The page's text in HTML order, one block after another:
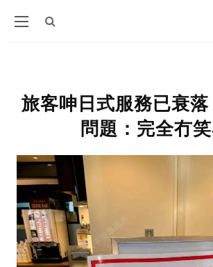
旅客呻日式服務已衰
問題：完全冇